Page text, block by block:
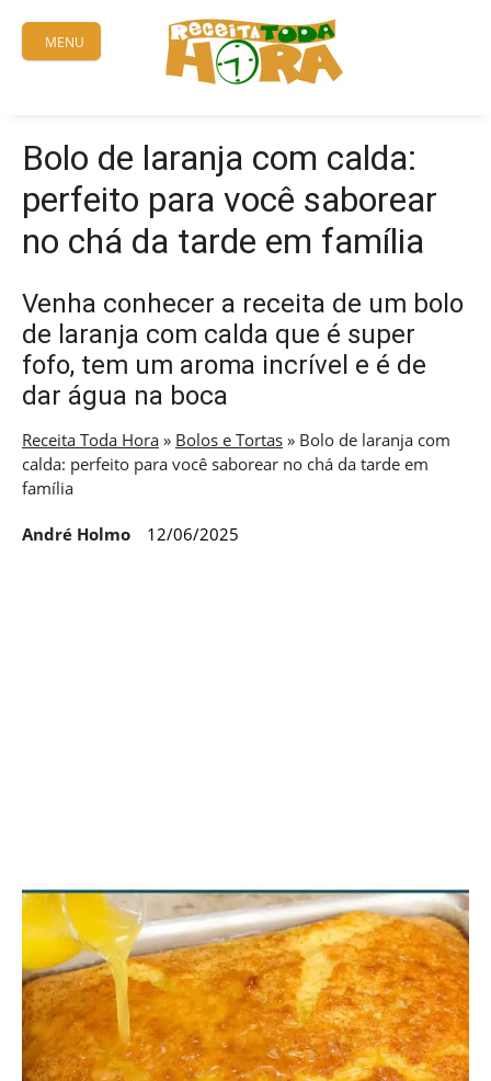
content
MENU
Bolo de laranja com calda:
perfeito para você saborear
no chá da tarde em família
Venha conhecer a receita de um bolo
de laranja com calda que é super
fofo, tem um aroma incrível e é de
dar água na boca
Receita Toda Hora » Bolos e Tortas » Bolo de laranja com
calda: perfeito para você saborear no chá da tarde em
família
André Holmo 12/06/2025